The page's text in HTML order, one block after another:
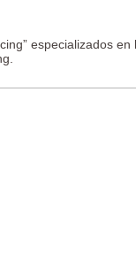
especializados en